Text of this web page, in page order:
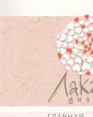
Перейти к
основному
содержанию
Skip to
navigation